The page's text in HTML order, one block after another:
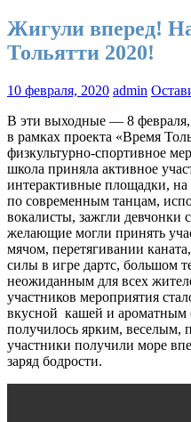
Жигули вперед!
Тольятти 2020!
10 февраля, 2020 admin
В эти выходные — 8 февраля,
в рамках проекта «Время
физкультурно-спортивное
школа приняла активное
интерактивные площадки, на
по современным танцам,
вокалисты, зажгли
желающие могли принять
мячом, перетягивании
силы в игре дартс, большом
неожиданным для всех
участников мероприятия
вкусной кашей и ароматным
получилось ярким, веселым,
участники получили море
заряд бодрости.